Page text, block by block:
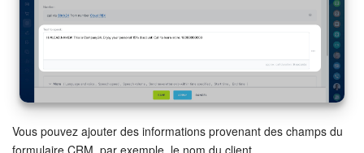
Vous pouvez ajouter des informations provenant des champs du
formulaire CRM, par exemple, le nom du client.